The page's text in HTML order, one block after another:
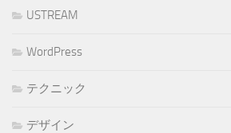
USTREAM
WordPress
テクニック
デザイン